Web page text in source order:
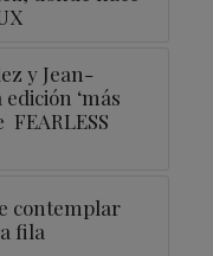
y Jean-
‘más
FEARLESS
contemplar
fila